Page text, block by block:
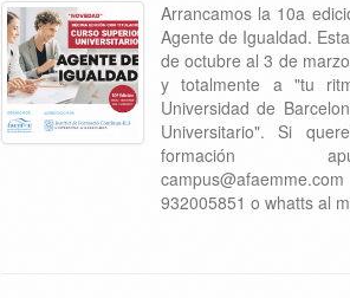
Arrancamos la 10a
Agente de Igualdad.
de octubre al 3 de
y totalmente a "tu
Universidad de
Universitario". Si
formación
932005851 o whatts al